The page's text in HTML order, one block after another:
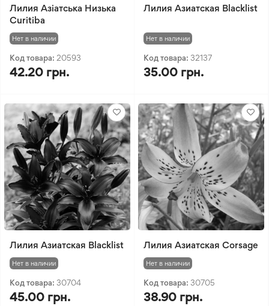
Лилия Азіатська Низька
Curitiba
Нет в наличии
Код товара: 20593
42.20 грн.
Лилия Азиатская Blacklist
Нет в наличии
Код товара: 32137
35.00 грн.
Лилия Азиатская Blacklist
Нет в наличии
Код товара: 30704
45.00 грн.
Лилия Азиатская Corsage
Нет в наличии
Код товара: 30705
38.90 грн.